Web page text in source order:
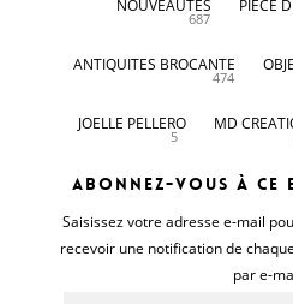
NOUVEAUTES
687
PIECE
ANTIQUITES BROCANTE
474
JOELLE PELLERO
5
MD
Abonnez-vous à ce
Saisissez votre adresse e-mail
recevoir une notification de
par e-